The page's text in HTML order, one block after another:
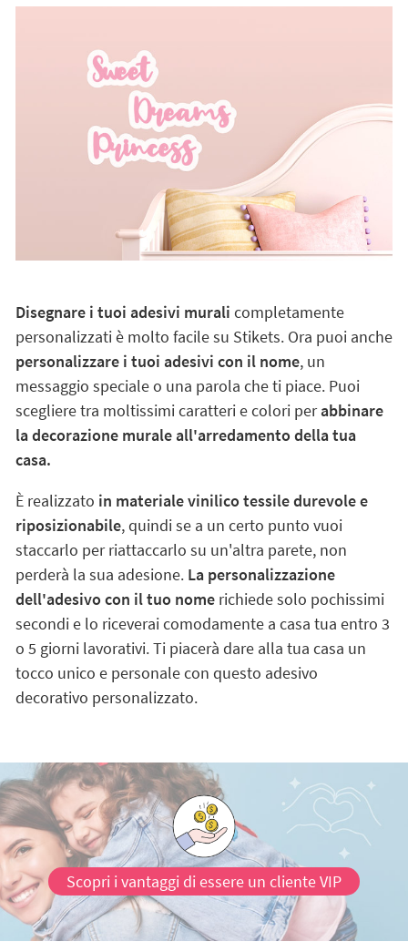
Disegnare i tuoi adesivi murali completamente
personalizzati è molto facile su Stikets. Ora puoi anche
personalizzare i tuoi adesivi con il nome, un
messaggio speciale o una parola che ti piace. Puoi
scegliere tra moltissimi caratteri e colori perabbinare
la decorazione murale all'arredamento della tua
casa.
È realizzato in materiale vinilico tessile durevole e
riposizionabile, quindi se a un certo punto vuoi
staccarlo per riattaccarlo su un'altra parete, non
perderà la sua adesione. La personalizzazione
dell'adesivo con il tuo nomerichiede solo pochissimi
secondi e lo riceverai comodamente a casa tua entro 3
o 5 giorni lavorativi. Ti piacerà dare alla tua casa un
tocco unico e personale con questo adesivo
decorativo personalizzato.
Scopri i vantaggi di essere un cliente VIP